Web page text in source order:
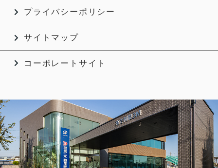
プライバシーポリシー
サイトマップ
コーポレートサイト